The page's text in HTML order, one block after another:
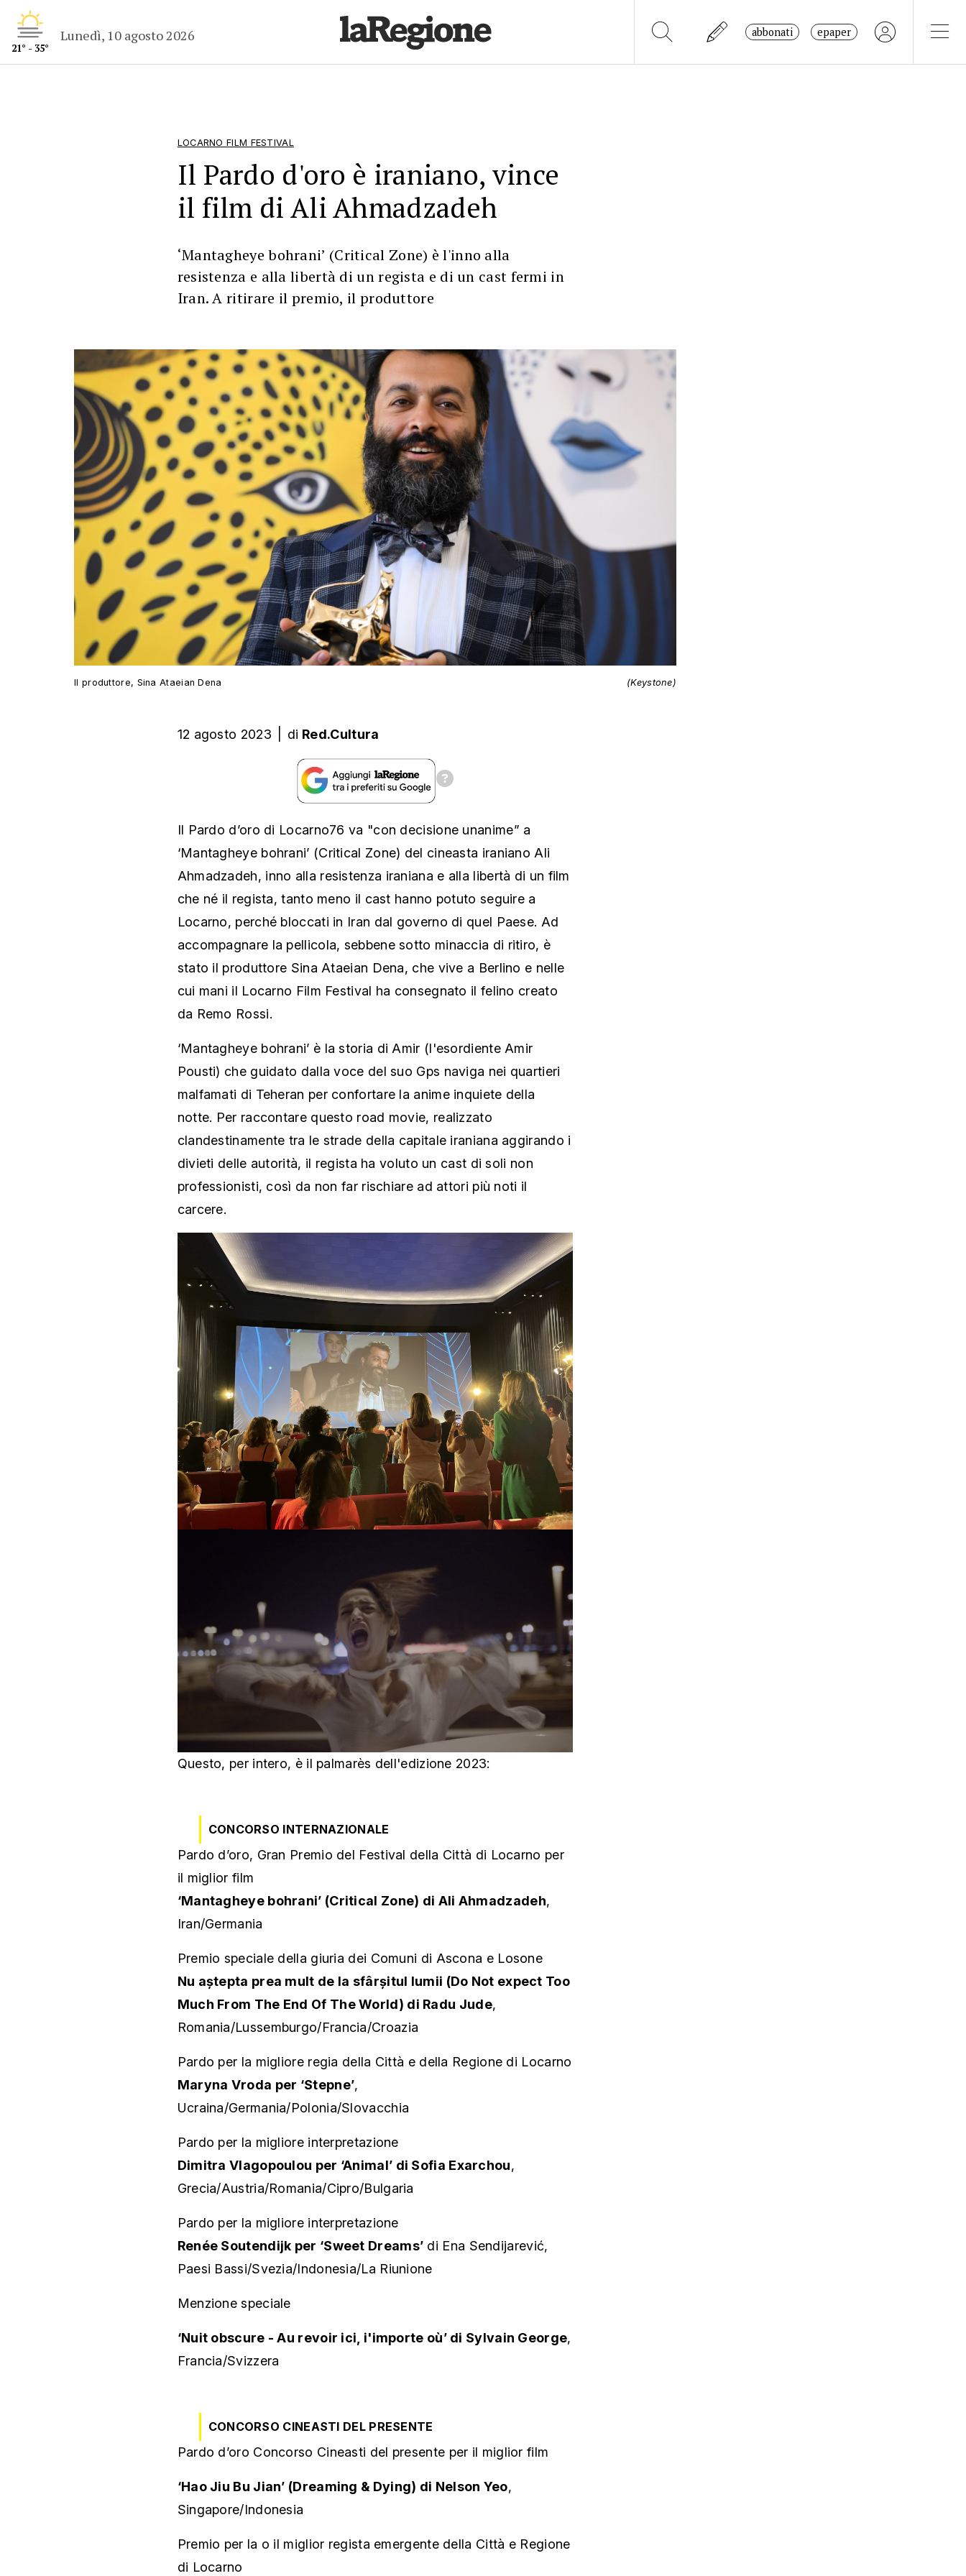
21° - 35°
Lunedì, 10 agosto 2026 abbonati epaper
LOCARNO FILM FESTIVAL
Il Pardo d'oro è iraniano, vince
il film di Ali Ahmadzadeh
‘Mantagheye bohrani’ (Critical Zone) è l'inno alla
resistenza e alla libertà di un regista e di un cast fermi in
Iran. A ritirare il premio, il produttore
Il produttore, Sina Ataeian Dena (Keystone)
12 agosto 2023 di Red.Cultura
Il Pardo d’oro di Locarno76 va "con decisione unanime” a
‘Mantagheye bohrani’ (Critical Zone) del cineasta iraniano Ali
Ahmadzadeh, inno alla resistenza iraniana e alla libertà di un film
che né il regista, tanto meno il cast hanno potuto seguire a
Locarno, perché bloccati in Iran dal governo di quel Paese. Ad
accompagnare la pellicola, sebbene sotto minaccia di ritiro, è
stato il produttore Sina Ataeian Dena, che vive a Berlino e nelle
cui mani il Locarno Film Festival ha consegnato il felino creato
da Remo Rossi.
‘Mantagheye bohrani’ è la storia di Amir (l'esordiente Amir
Pousti) che guidato dalla voce del suo Gps naviga nei quartieri
malfamati di Teheran per confortare la anime inquiete della
notte. Per raccontare questo road movie, realizzato
clandestinamente tra le strade della capitale iraniana aggirando i
divieti delle autorità, il regista ha voluto un cast di soli non
professionisti, così da non far rischiare ad attori più noti il
carcere.
Questo, per intero, è il palmarès dell'edizione 2023:
CONCORSO INTERNAZIONALE
Pardo d’oro, Gran Premio del Festival della Città di Locarno per
il miglior film
‘Mantagheye bohrani’ (Critical Zone) di Ali Ahmadzadeh,
Iran/Germania
Premio speciale della giuria dei Comuni di Ascona e Losone
Nu aștepta prea mult de la sfârșitul lumii (Do Not expect Too
Much From The End Of The World) di Radu Jude,
Romania/Lussemburgo/Francia/Croazia
Pardo per la migliore regia della Città e della Regione di Locarno
Maryna Vroda per ‘Stepne’,
Ucraina/Germania/Polonia/Slovacchia
Pardo per la migliore interpretazione
Dimitra Vlagopoulou per ‘Animal’ di Sofia Exarchou,
Grecia/Austria/Romania/Cipro/Bulgaria
Pardo per la migliore interpretazione
Renée Soutendijk per ‘Sweet Dreams’ di Ena Sendijarević,
Paesi Bassi/Svezia/Indonesia/La Riunione
Menzione speciale
‘Nuit obscure - Au revoir ici, i'importe où’ di Sylvain George,
Francia/Svizzera
CONCORSO CINEASTI DEL PRESENTE
Pardo d’oro Concorso Cineasti del presente per il miglior film
‘Hao Jiu Bu Jian’ (Dreaming & Dying) di Nelson Yeo,
Singapore/Indonesia
Premio per la o il miglior regista emergente della Città e Regione
di Locarno